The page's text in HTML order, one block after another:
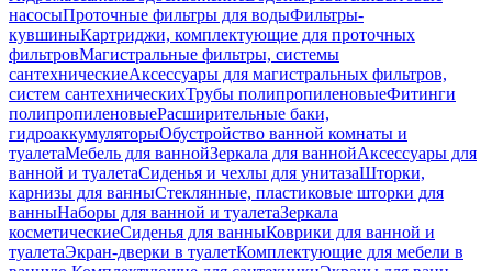
насосыПроточные фильтры для водыФильтры-
кувшиныКартриджи, комплектующие для проточных
фильтровМагистральные фильтры, системы
сантехническиеАксессуары для магистральных фильтров,
систем сантехническихТрубы полипропиленовыеФитинги
полипропиленовыеРасширительные баки,
гидроаккумуляторыОбустройство ванной комнаты и
туалетаМебель для ваннойЗеркала для ваннойАксессуары для
ванной и туалетаСиденья и чехлы для унитазаШторки,
карнизы для ванныСтеклянные, пластиковые шторки для
ванныНаборы для ванной и туалетаЗеркала
косметическиеСиденья для ванныКоврики для ванной и
туалетаЭкран-дверки в туалетКомплектующие для мебели в